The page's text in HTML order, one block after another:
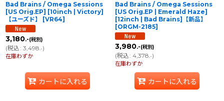
Bad Brains / Omega Sessions
[US Orig.EP] [10inch | Victory]
【ユーズド】
[VR64]
3,180.-(税別)
(税込: 3,498.-)
在庫わずか
カートに入れる
Bad Brains / Omega Sessions
[US Orig.EP | Emerald Haze]
[12inch | Bad Brains]【新品】
[ORGM-2185]
3,980.-(税別)
(税込: 4,378.-)
在庫わずか
カートに入れる